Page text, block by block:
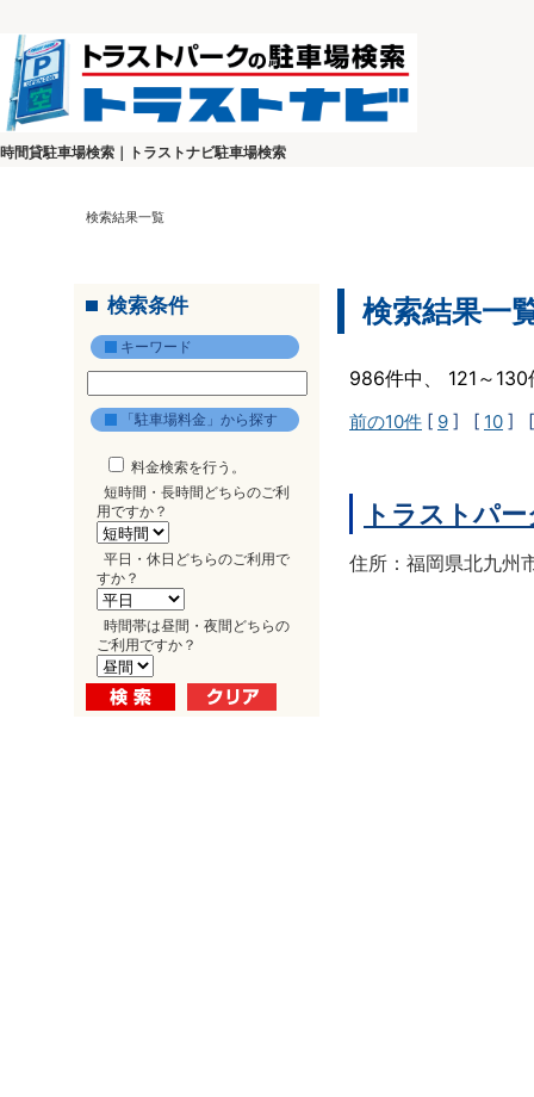
時間貸駐車場検索｜トラストナビ駐車場検索
検索結果一覧
検索条件
キーワード
「駐車場料金」から探す
料金検索を行う。
短時間・長時間どちらのご利
用ですか？
平日・休日どちらのご利用で
すか？
時間帯は昼間・夜間どちらの
ご利用ですか？
検索結果一
986件中、 121～
前の10件 [ 9 ] [ 10 ]
トラストパ
住所：福岡県北九州